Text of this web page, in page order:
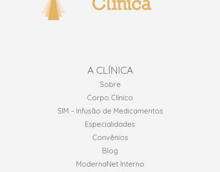
A CLÍNICA
Sobre
Corpo Clínico
SIM – Infusão de Medicamentos
Especialidades
Convênios
Blog
ModernaNet Interno